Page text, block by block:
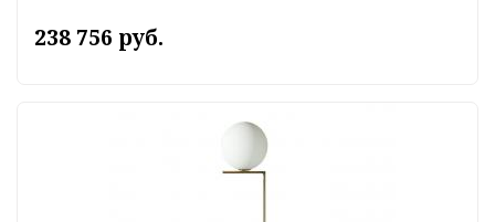
238 756 руб.